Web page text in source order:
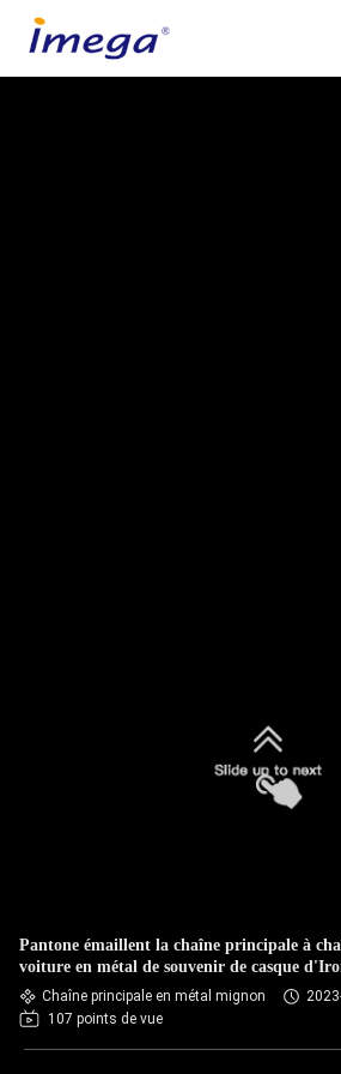
Pantone émaillent la chaîne principale à
voiture en métal de souvenir de casque
Chaîne principale en métal mignon
107 points de vue